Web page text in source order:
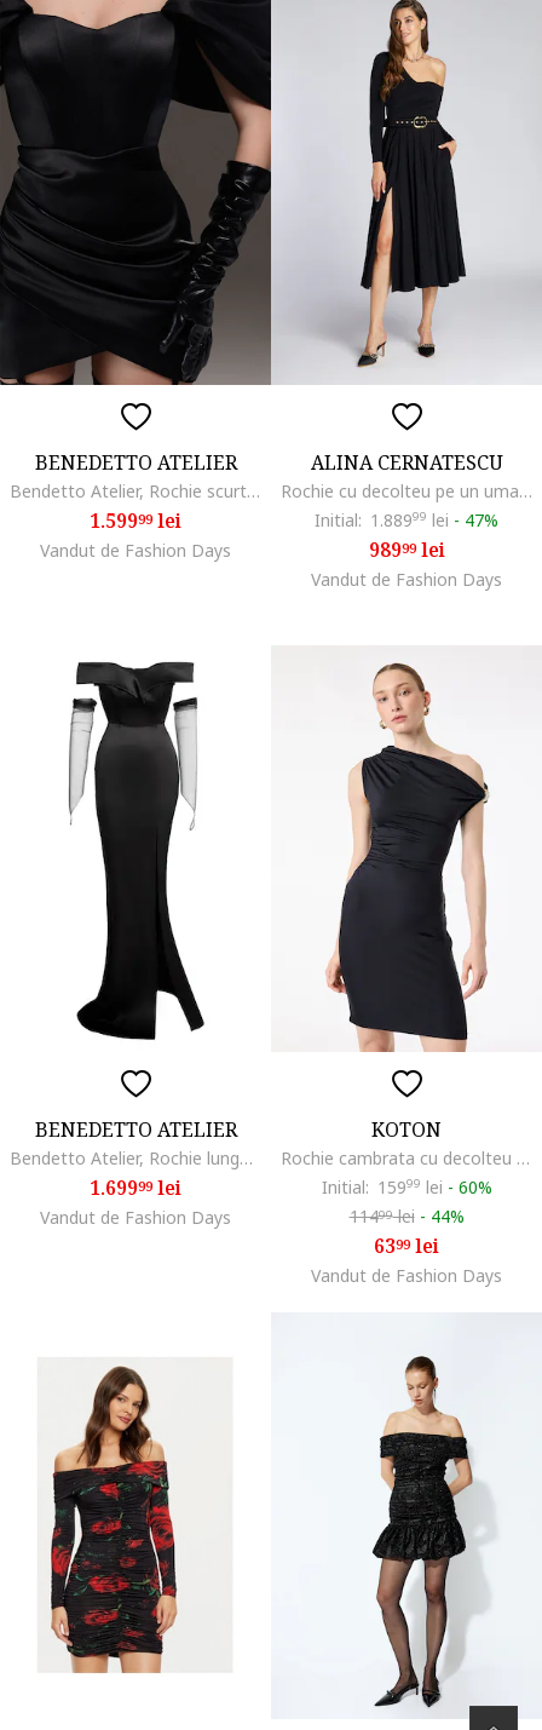
BENEDETTO ATELIER
Bendetto Atelier, Rochie scurta cu decolteu pe umeri, Negru
1.59999lei
Vandut de Fashion Days
ALINA CERNATESCU
Rochie cu decolteu pe un umar si slit lateral, Onyx Black
Initial: 1.88999 lei - 47%
98999lei
Vandut de Fashion Days
BENEDETTO ATELIER
Bendetto Atelier, Rochie lunga cu decolteu pe umeri, Negru
1.69999lei
Vandut de Fashion Days
KOTON
Rochie cambrata cu decolteu pe un umar, Negru
Initial: 15999 lei - 60%
11499lei - 44%
6399lei
Vandut de Fashion Days